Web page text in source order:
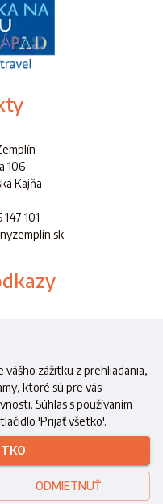
106
Kajňa
101
cestovného ruchu a
práva vyhradené.
www.wici.sk
vášho zážitku z prehliadania,
ktoré sú pre vás
Súhlas s používaním
'Prijať všetko'.
ODMIETNUŤ